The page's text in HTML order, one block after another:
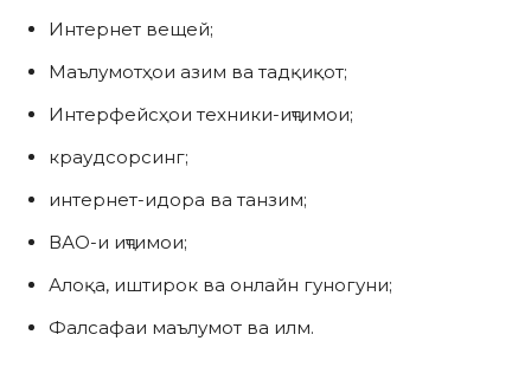
Интернет вещей;
Маълумотҳои азим ва тадқиқот;
Интерфейсҳои техники-иҷтимои;
краудсорсинг;
интернет-идора ва танзим;
ВАО-и иҷтимои;
Алоқа, иштирок ва онлайн гуногуни;
Фалсафаи маълумот ва илм.